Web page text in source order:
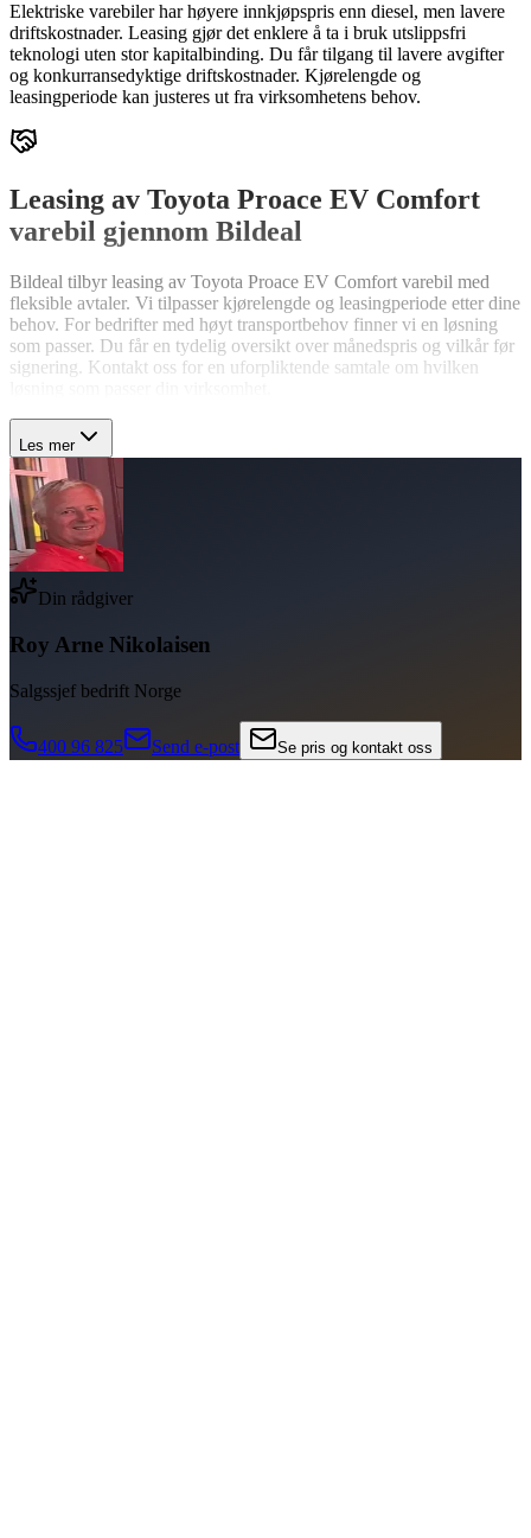
Elektriske varebiler har høyere innkjøpspris enn diesel, men lavere
driftskostnader. Leasing gjør det enklere å ta i bruk utslippsfri
teknologi uten stor kapitalbinding. Du får tilgang til lavere avgifter
og konkurransedyktige driftskostnader. Kjørelengde og
leasingperiode kan justeres ut fra virksomhetens behov.
Leasing av Toyota Proace EV Comfort
varebil gjennom Bildeal
Bildeal tilbyr leasing av Toyota Proace EV Comfort varebil med
fleksible avtaler. Vi tilpasser kjørelengde og leasingperiode etter dine
behov. For bedrifter med høyt transportbehov finner vi en løsning
som passer. Du får en tydelig oversikt over månedspris og vilkår før
signering. Kontakt oss for en uforpliktende samtale om hvilken
Les mer
Din rådgiver
Roy Arne Nikolaisen
Salgssjef bedrift Norge
400 96 825 Send e-post Se pris og kontakt oss